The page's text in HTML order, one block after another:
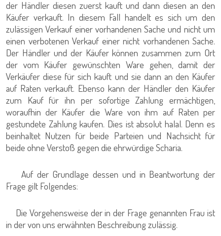
der Händler diesen zuerst kauft und dann diesen an den
Käufer verkauft. In diesem Fall handelt es sich um den
zulässigen Verkauf einer vorhandenen Sache und nicht um
einen verbotenen Verkauf einer nicht vorhandenen Sache.
Der Händler und der Käufer können zusammen zum Ort
der vom Käufer gewünschten Ware gehen, damit der
Verkäufer diese für sich kauft und sie dann an den Käufer
auf Raten verkauft. Ebenso kann der Händler den Käufer
zum Kauf für ihn per sofortige Zahlung ermächtigen,
woraufhin der Käufer die Ware von ihm auf Raten per
gestundete Zahlung kaufen. Dies ist absolut halal. Denn es
beinhaltet Nutzen für beide Parteien und Nachsicht für
beide ohne Verstoß gegen die ehrwürdige Scharia.
Auf der Grundlage dessen und in Beantwortung der
Frage gilt Folgendes:
Die Vorgehensweise der in der Frage genannten Frau ist
in der von uns erwähnten Beschreibung zulässig.